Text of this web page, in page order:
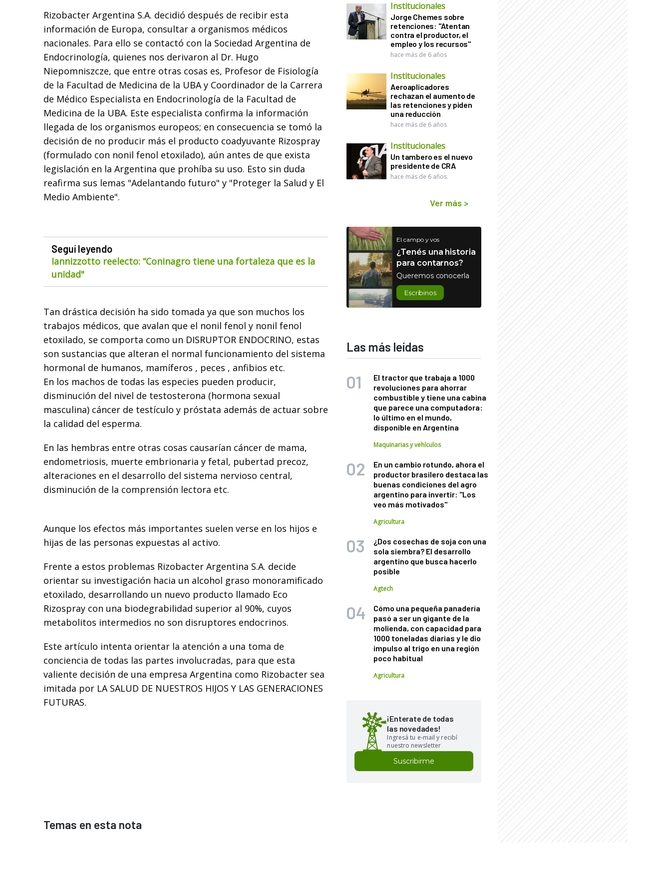
Rizobacter Argentina S.A. decidió después de recibir esta
información de Europa, consultar a organismos médicos
nacionales. Para ello se contactó con la Sociedad Argentina de
Endocrinología, quienes nos derivaron al Dr. Hugo
Niepomniszcze, que entre otras cosas es, Profesor de Fisiología
de la Facultad de Medicina de la UBA y Coordinador de la Carrera
de Médico Especialista en Endocrinología de la Facultad de
Medicina de la UBA. Este especialista confirma la información
llegada de los organismos europeos; en consecuencia se tomó la
decisión de no producir más el producto coadyuvante Rizospray
(formulado con nonil fenol etoxilado), aún antes de que exista
legislación en la Argentina que prohíba su uso. Esto sin duda
reafirma sus lemas "Adelantando futuro" y "Proteger la Salud y El
Medio Ambiente".
Seguí leyendo
Iannizzotto reelecto: “Coninagro tiene una fortaleza que es la
unidad"
Tan drástica decisión ha sido tomada ya que son muchos los
trabajos médicos, que avalan que el nonil fenol y nonil fenol
etoxilado, se comporta como un DISRUPTOR ENDOCRINO, estas
son sustancias que alteran el normal funcionamiento del sistema
hormonal de humanos, mamíferos , peces , anfibios etc.
En los machos de todas las especies pueden producir,
disminución del nivel de testosterona (hormona sexual
masculina) cáncer de testículo y próstata además de actuar sobre
la calidad del esperma.
En las hembras entre otras cosas causarían cáncer de mama,
endometriosis, muerte embrionaria y fetal, pubertad precoz,
alteraciones en el desarrollo del sistema nervioso central,
disminución de la comprensión lectora etc.
Aunque los efectos más importantes suelen verse en los hijos e
hijas de las personas expuestas al activo.
Frente a estos problemas Rizobacter Argentina S.A. decide
orientar su investigación hacia un alcohol graso monoramificado
etoxilado, desarrollando un nuevo producto llamado Eco
Rizospray con una biodegrabilidad superior al 90%, cuyos
metabolitos intermedios no son disruptores endocrinos.
Este artículo intenta orientar la atención a una toma de
conciencia de todas las partes involucradas, para que esta
valiente decisión de una empresa Argentina como Rizobacter sea
imitada por LA SALUD DE NUESTROS HIJOS Y LAS GENERACIONES
FUTURAS.
Institucionales
Jorge Chemes sobre
retenciones: "Atentan
contra el productor, el
empleo y los recursos"
hace más de 6 años
Institucionales
Aeroaplicadores
rechazan el aumento de
las retenciones y piden
una reducción
hace más de 6 años
Institucionales
Un tambero es el nuevo
presidente de CRA
hace más de 6 años
Ver más >
El campo y vos
¿Tenés una historia
para contarnos?
Queremos conocerla
Escribinos
Las más leídas
El tractor que trabaja a 1000
revoluciones para ahorrar
combustible y tiene una cabina
que parece una computadora:
lo último en el mundo,
disponible en Argentina
Maquinarias y vehículos
En un cambio rotundo, ahora el
productor brasilero destaca las
buenas condiciones del agro
argentino para invertir: "Los
veo más motivados"
Agricultura
¿Dos cosechas de soja con una
sola siembra? El desarrollo
argentino que busca hacerlo
posible
Agtech
Cómo una pequeña panadería
pasó a ser un gigante de la
molienda, con capacidad para
1000 toneladas diarias y le dio
impulso al trigo en una región
poco habitual
Agricultura
¡Enterate de todas
las novedades!
Ingresá tu e-mail y recibí
nuestro newsletter
Suscribirme
Temas en esta nota